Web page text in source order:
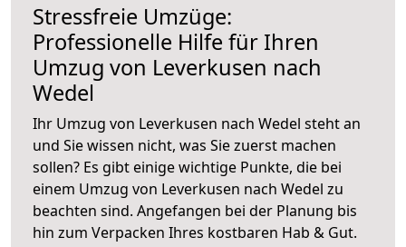
Stressfreie Umzüge:
Professionelle Hilfe für Ihren
Umzug von Leverkusen nach
Wedel
Ihr Umzug von Leverkusen nach Wedel steht an
und Sie wissen nicht, was Sie zuerst machen
sollen? Es gibt einige wichtige Punkte, die bei
einem Umzug von Leverkusen nach Wedel zu
beachten sind. Angefangen bei der Planung bis
hin zum Verpacken Ihres kostbaren Hab & Gut.